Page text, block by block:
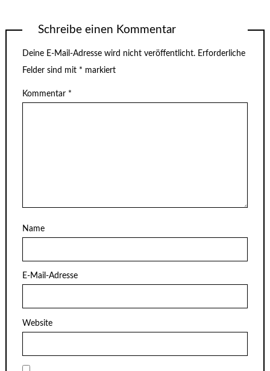
Schreibe einen Kommentar
Deine E-Mail-Adresse wird nicht veröffentlicht. Erforderliche
Felder sind mit * markiert
Kommentar *
Name
E-Mail-Adresse
Website